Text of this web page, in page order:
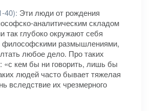
40): Эти люди от рождения
аналитическим складом
так глубоко окружают себя
размышлениями,
любое дело. Про таких
«с кем бы ни говорить, лишь бы
людей часто бывает тяжелая
вследствие их чрезмерного